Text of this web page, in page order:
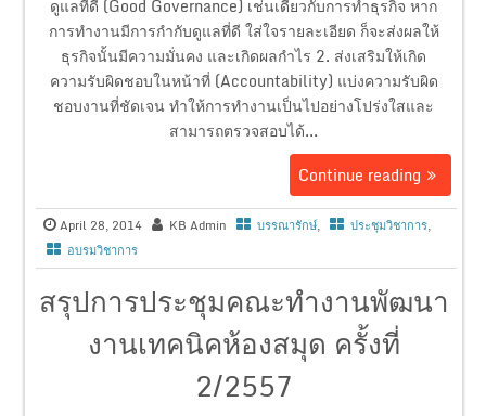
ดูแลที่ดี (Good Governance) เช่นเดียวกับการทำธุรกิจ หาก
การทำงานมีการกำกับดูแลที่ดี ใส่ใจรายละเอียด ก็จะส่งผลให้
ธุรกิจนั้นมีความมั่นคง และเกิดผลกำไร 2. ส่งเสริมให้เกิด
ความรับผิดชอบในหน้าที่ (Accountability) แบ่งความรับผิด
ชอบงานที่ชัดเจน ทำให้การทำงานเป็นไปอย่างโปร่งใสและ
สามารถตรวจสอบได้...
Continue reading
April 28, 2014 KB Admin บรรณารักษ์, ประชุมวิชาการ,
อบรมวิชาการ
สรุปการประชุมคณะทำงานพัฒนา
งานเทคนิคห้องสมุด ครั้งที่
2/2557